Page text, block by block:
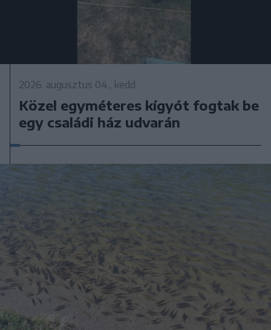
2026. augusztus 04., kedd
Közel egyméteres kígyót fogtak be
egy családi ház udvarán